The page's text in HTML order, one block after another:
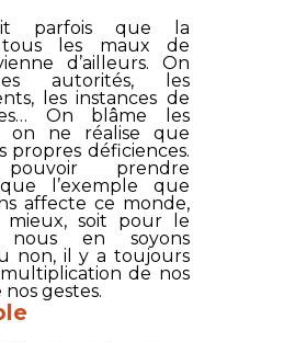
parfois que la
les maux de
d’ailleurs. On
autorités, les
les instances de
On blâme les
on ne réalise que
propres déficiences.
prendre
l’exemple que
affecte ce monde,
soit pour le
en soyons
non, il y a toujours
de nos
gestes.